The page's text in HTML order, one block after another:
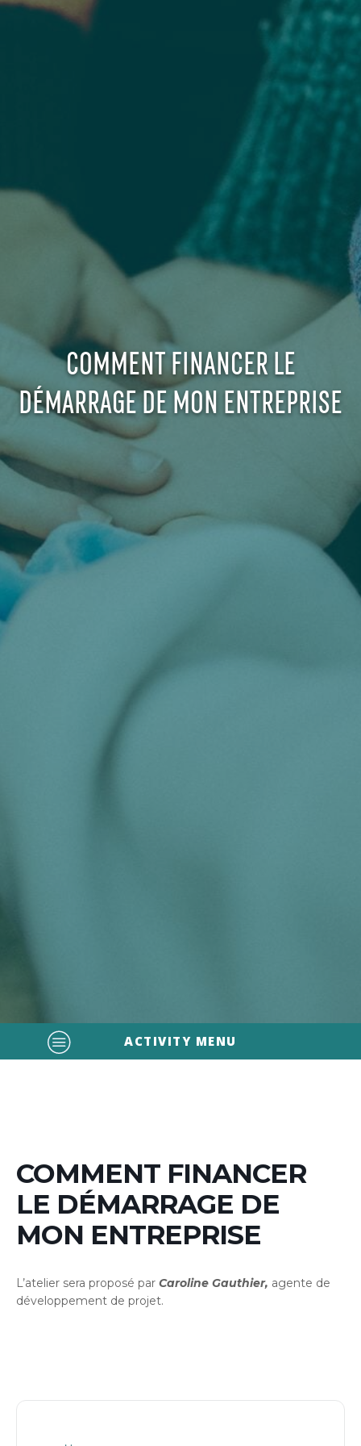
COMMENT FINANCER LE
DÉMARRAGE DE MON ENTREPRISE
ACTIVITY MENU
COMMENT FINANCER
LE DÉMARRAGE DE
MON ENTREPRISE
L’atelier sera proposé par Caroline Gauthier, agente de
développement de projet.